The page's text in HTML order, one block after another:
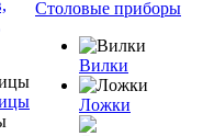
Столовые приборы
Вилки
Ложки